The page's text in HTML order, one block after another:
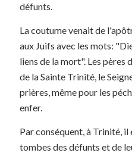
défunts.
La coutume venait de
aux Juifs avec les mots:
liens de la mort". Les pères
de la Sainte Trinité, le
prières, même pour les
enfer.
Par conséquent, à Trinité,
tombes des défunts et de